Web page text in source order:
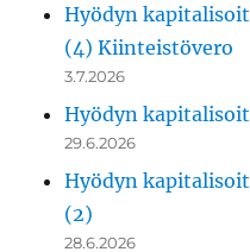
Hyödyn
(4) Kiinteistövero
3.7.2026
Hyödyn
29.6.2026
Hyödyn
(2)
28.6.2026